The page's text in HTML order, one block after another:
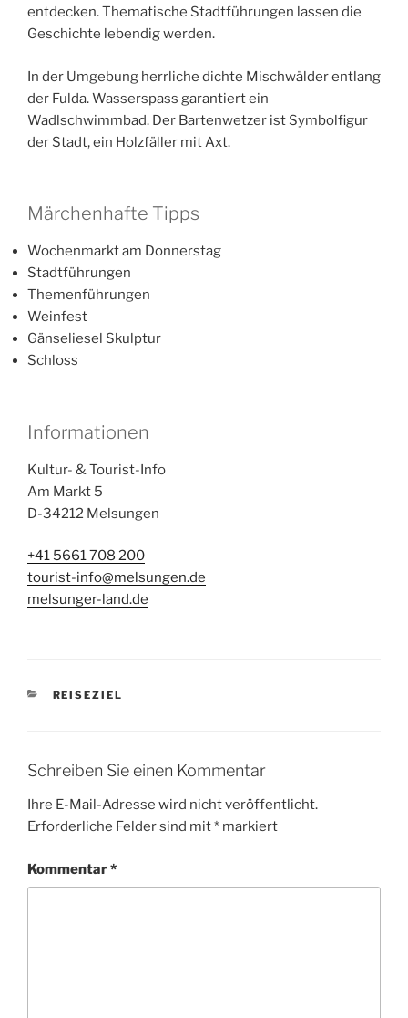
entdecken. Thematische Stadtführungen lassen die
Geschichte lebendig werden.
In der Umgebung herrliche dichte Mischwälder entlang
der Fulda. Wasserspass garantiert ein
Wadlschwimmbad. Der Bartenwetzer ist Symbolfigur
der Stadt, ein Holzfäller mit Axt.
Märchenhafte Tipps
Wochenmarkt am Donnerstag
Stadtführungen
Themenführungen
Weinfest
Gänseliesel Skulptur
Schloss
Informationen
Kultur- & Tourist-Info
Am Markt 5
D-34212 Melsungen
+41 5661 708 200
tourist-info@melsungen.de
melsunger-land.de
KATEGORIEN
REISEZIEL
Schreiben Sie einen Kommentar
Ihre E-Mail-Adresse wird nicht veröffentlicht.
Erforderliche Felder sind mit* markiert
Kommentar*